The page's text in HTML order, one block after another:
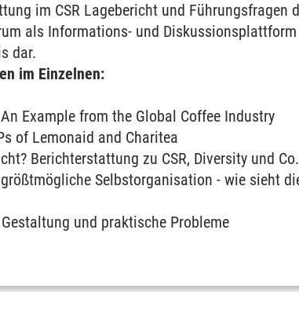
im CSR Lagebericht und Führungsfragen
als Informations- und
dar.
im Einzelnen:
Example from the Global Coffee Industry
of Lemonaid and Charitea
Berichterstattung zu CSR, Diversity und Co.
Selbstorganisation - wie sieht
und praktische Probleme